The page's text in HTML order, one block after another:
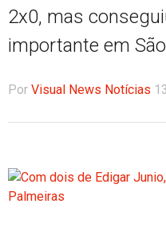
2x0, mas
importante em
Por Visual News Notícias